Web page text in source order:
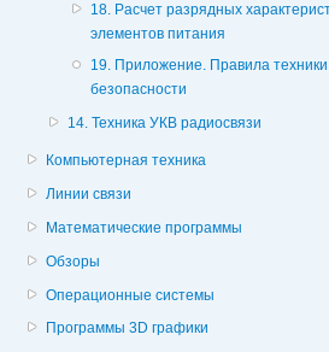
18. Расчет разрядных
элементов питания
19. Приложение. Правила техники
безопасности
14. Техника УКВ радиосвязи
Компьютерная техника
Линии связи
Математические программы
Обзоры
Операционные системы
Программы 3D графики